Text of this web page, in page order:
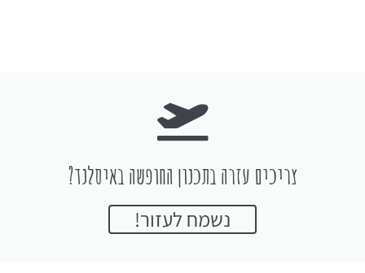
צריכים עזרה בתכנון החופשה באיסלנד?
נשמח לעזור!